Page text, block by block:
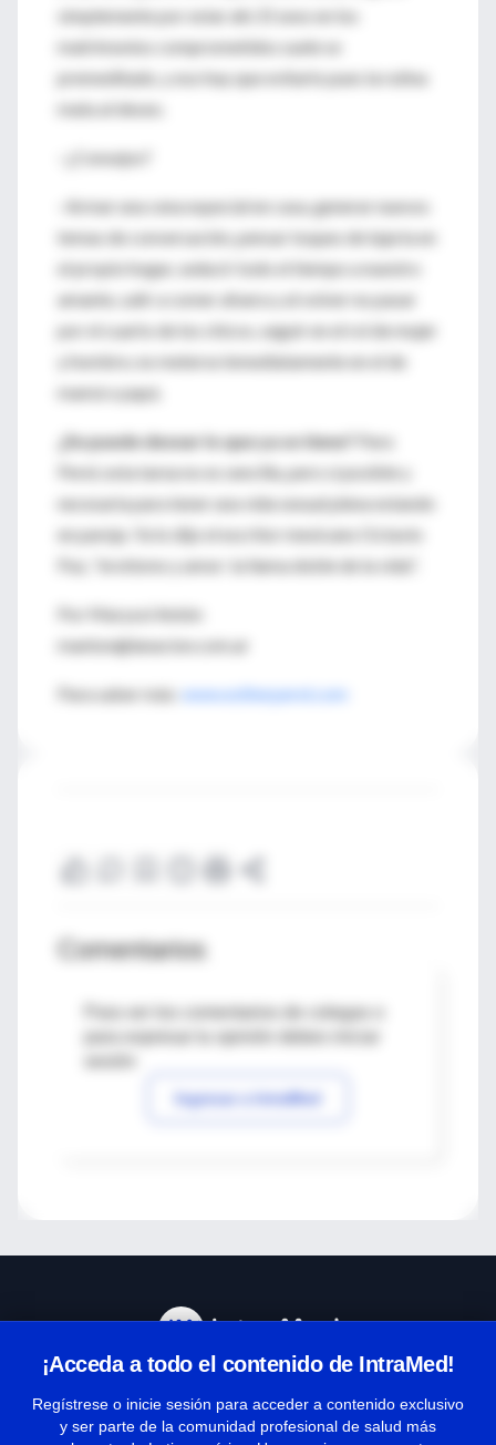
simplemente por estar ahí. El sexo en los
matrimonios comprometidos suele se
premeditado, y eso hay que evitarlo pues la rutina
mata al deseo.
–¿Consejos?
–Armar una cena especial en casa, generar nuevos
temas de conversación, pensar toques de lujuria en
el propio hogar, seducir todo el tiempo a nuestro
amante, salir a comer afuera y al volver no pasar
por el cuarto de los chicos, seguir en el rol de mujer
y hombre, no meterse inmediatamente en el de
mamá o papá.
¿Se puede desear lo que ya se tiene?
Para
Perel, esta tarea no es sencilla, pero sí posible y
necesaria para tener una vida sexual plena estando
en pareja. Ya lo dijo el escritor mexicano Octavio
Paz, "erotismo y amor: la llama doble de la vida".
Por Marysol Antón
manton@lanacion.com.ar
Para saber más: www.estherperel.com
Comentarios
Para ver los comentarios de colegas o
Ingresar a IntraMed
¡Acceda a todo el contenido de IntraMed!
Regístrese o inicie sesión para acceder a contenido exclusivo
y ser parte de la comunidad profesional de salud más